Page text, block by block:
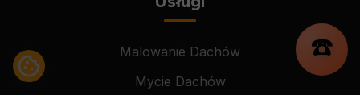
☎️
Malowanie Dachów
Mycie Dachów